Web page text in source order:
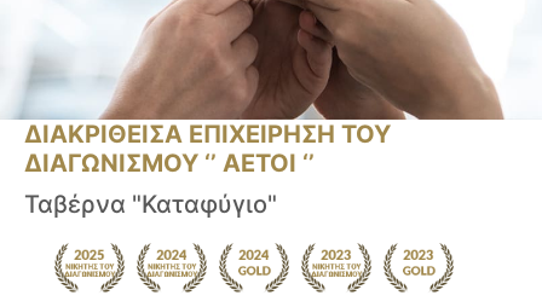
ΔΙΑΚΡΙΘΕΙΣΑ ΕΠΙΧΕΙΡΗΣΗ ΤΟΥ
ΔΙΑΓΩΝΙΣΜΟΥ ‘’ ΑΕΤΟΙ ‘’
Ταβέρνα "Καταφύγιο"